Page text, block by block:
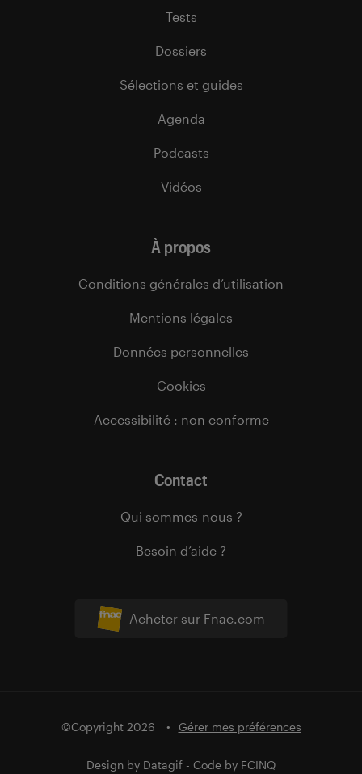
Acheter sur Fnac.com
Tests
Dossiers
Sélections et guides
Agenda
Podcasts
Vidéos
À propos
Conditions générales d’utilisation
Mentions légales
Données personnelles
Cookies
Accessibilité : non conforme
Contact
Qui sommes-nous ?
Besoin d’aide ?
©Copyright 2026 Gérer mes préférences
Design by Datagif - Code by FCINQ